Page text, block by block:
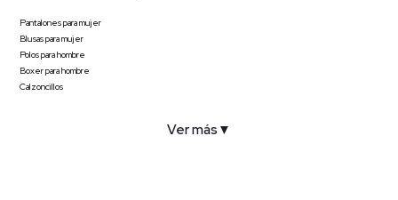
Pantalones para mujer
Blusas para mujer
Polos para hombre
Boxer para hombre
Calzoncillos
Ver más ▼